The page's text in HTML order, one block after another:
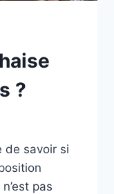
?
de savoir si
pas